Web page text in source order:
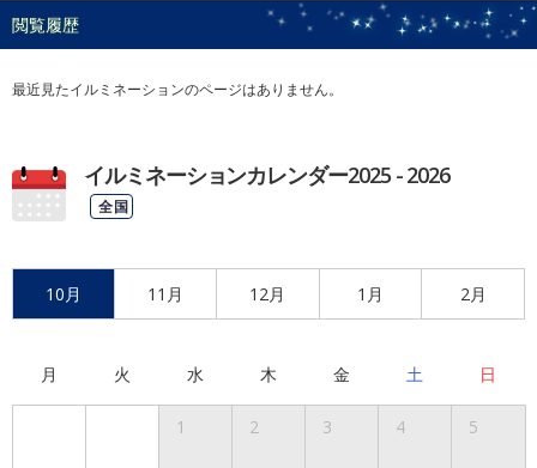
閲覧履歴
最近見たイルミネーションのページはありません。
イルミネーションカレンダー2025 - 2026
全国
10月 11月 12月 1月 2月
月 火 水 木 金 土 日
1 2 3 4 5